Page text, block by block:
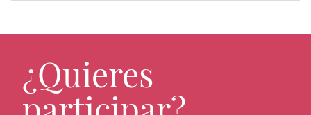
¿Quieres